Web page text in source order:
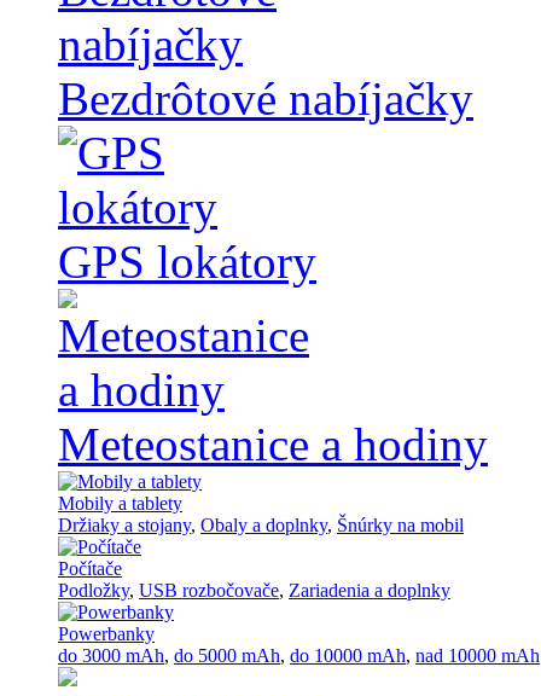
Bezdrôtové nabíjačky
GPS lokátory
Meteostanice a hodiny
Mobily a tablety
Držiaky a stojany, Obaly a doplnky, Šnúrky na mobil
Počítače
Podložky, USB rozbočovače, Zariadenia a doplnky
Powerbanky
do 3000 mAh, do 5000 mAh, do 10000 mAh, nad 10000 mAh